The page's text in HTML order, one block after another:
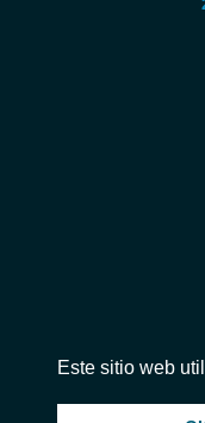
© 2026 InstantAudio.
Este sitio web